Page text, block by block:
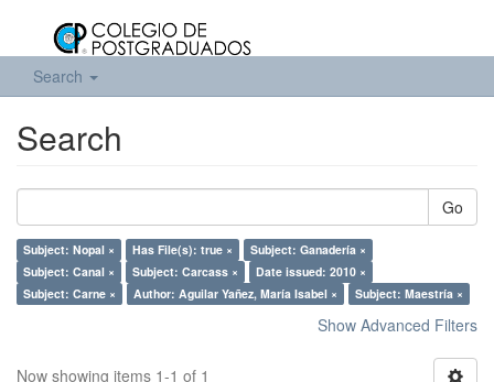
Search
Search
Go
Subject: Nopal × Has File(s): true ×
Subject: Ganadería ×
Subject: Canal ×
Subject: Carcass ×
Date issued: 2010 ×
Subject: Carne ×
Author: Aguilar Yañez, María Isabel × Subject: Maestría ×
Show Advanced Filters
Now showing items 1-1 of 1